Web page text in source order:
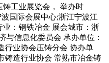
工业展览会， 举办时
国际会展中心;浙江宁波江
业：钢铁冶金 展会城市：浙
与信息化委员会 承办单位：
行业协会压铸分会 协办单
铸造行业协会 常熟市冶金铸